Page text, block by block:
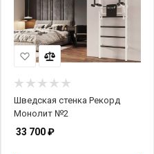
Шведская стенка Рекорд
Монолит №2
33 700₽